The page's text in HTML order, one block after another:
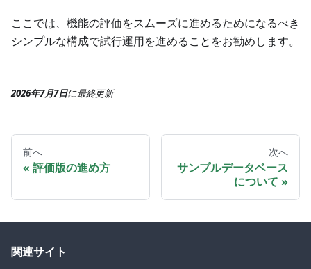
ここでは、機能の評価をスムーズに進めるためになるべき
シンプルな構成で試行運用を進めることをお勧めします。
2026年7月7日に最終更新
前へ
評価版の進め方
次へ
サンプルデータベース
について
関連サイト